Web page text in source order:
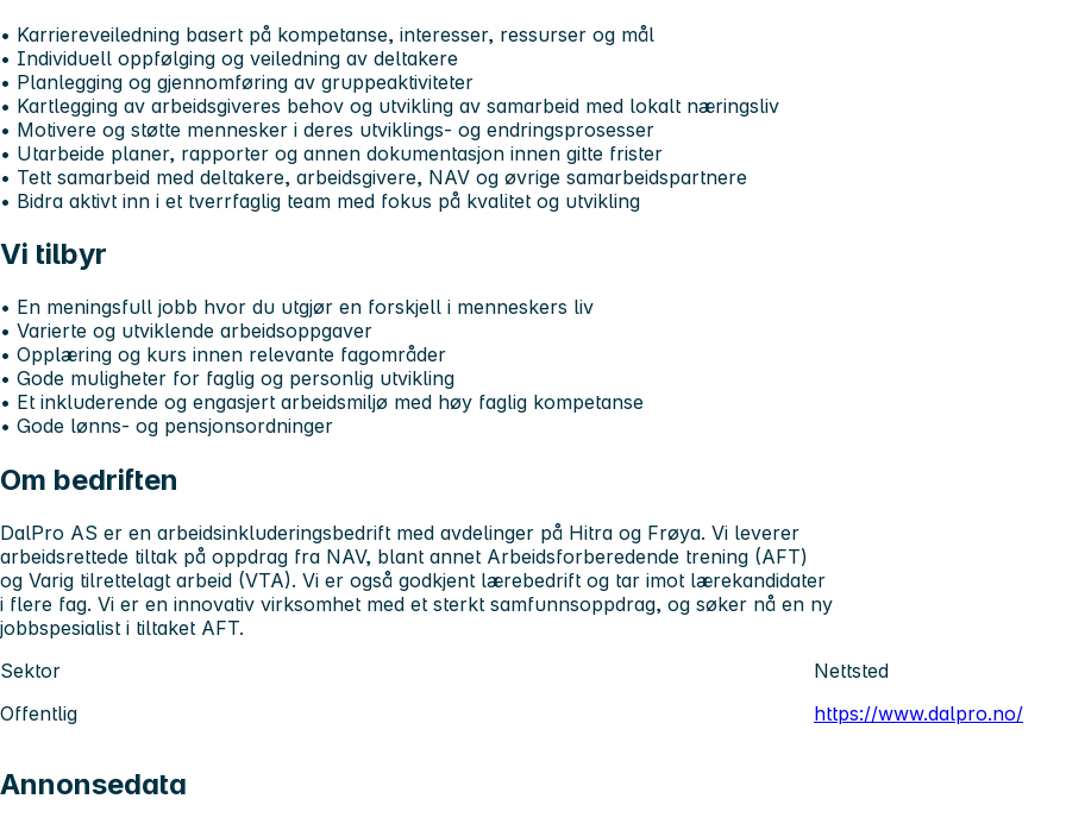
• Karriereveiledning basert på kompetanse, interesser, ressurser og mål
• Individuell oppfølging og veiledning av deltakere
• Planlegging og gjennomføring av gruppeaktiviteter
• Kartlegging av arbeidsgiveres behov og utvikling av samarbeid med lokalt næringsliv
• Motivere og støtte mennesker i deres utviklings- og endringsprosesser
• Utarbeide planer, rapporter og annen dokumentasjon innen gitte frister
• Tett samarbeid med deltakere, arbeidsgivere, NAV og øvrige samarbeidspartnere
• Bidra aktivt inn i et tverrfaglig team med fokus på kvalitet og utvikling
Vi tilbyr
• En meningsfull jobb hvor du utgjør en forskjell i menneskers liv
• Varierte og utviklende arbeidsoppgaver
• Opplæring og kurs innen relevante fagområder
• Gode muligheter for faglig og personlig utvikling
• Et inkluderende og engasjert arbeidsmiljø med høy faglig kompetanse
• Gode lønns- og pensjonsordninger
Om bedriften
DalPro AS er en arbeidsinkluderingsbedrift med avdelinger på Hitra og Frøya. Vi leverer
arbeidsrettede tiltak på oppdrag fra NAV, blant annet Arbeidsforberedende trening (AFT)
og Varig tilrettelagt arbeid (VTA). Vi er også godkjent lærebedrift og tar imot lærekandidater
i flere fag. Vi er en innovativ virksomhet med et sterkt samfunnsoppdrag, og søker nå en ny
jobbspesialist i tiltaket AFT.
Sektor
Offentlig
Nettsted
https://www.dalpro.no/
Annonsedata